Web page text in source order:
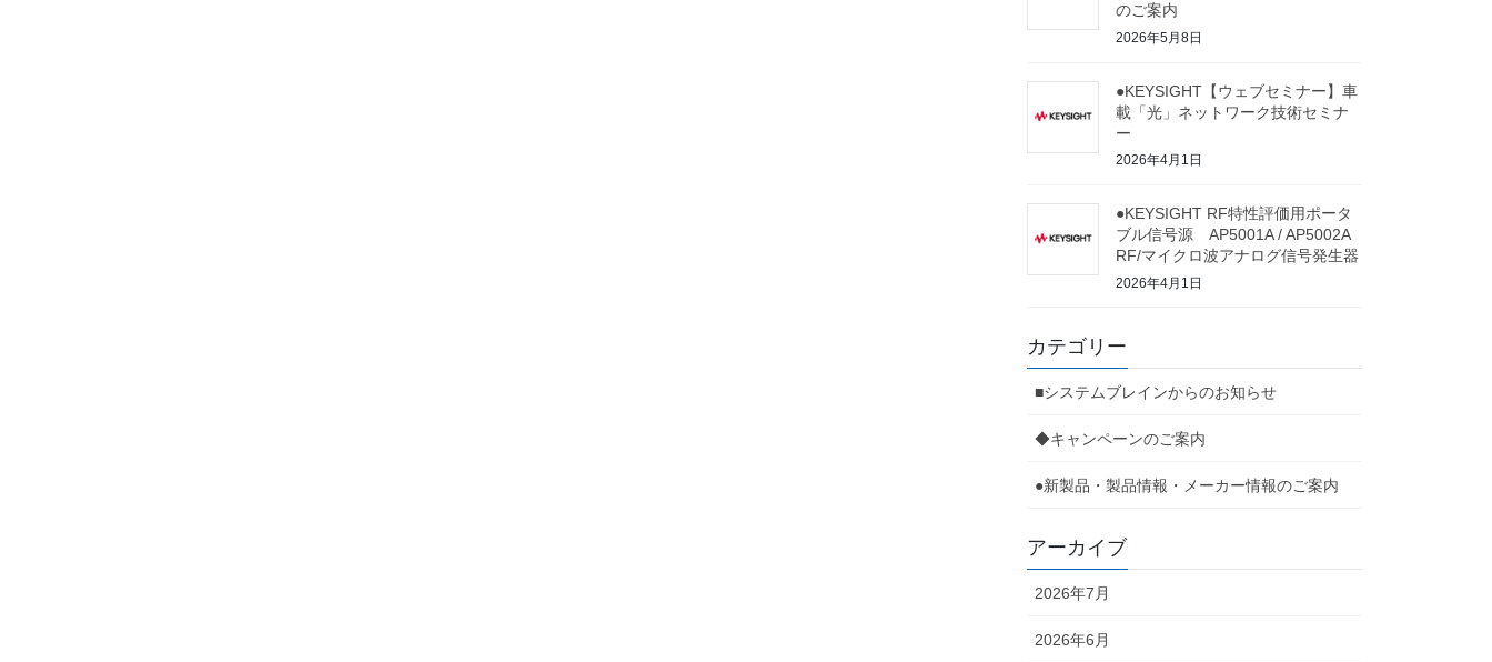
のご案内
2026年5月8日
●KEYSIGHT【ウェブセミナー】車
載「光」ネットワーク技術セミナ
ー
2026年4月1日
●KEYSIGHT RF特性評価用ポータ
ブル信号源 AP5001A / AP5002A
RF/マイクロ波アナログ信号発生器
2026年4月1日
カテゴリー
■システムブレインからのお知らせ
◆キャンペーンのご案内
●新製品・製品情報・メーカー情報のご案内
アーカイブ
2026年7月
2026年6月